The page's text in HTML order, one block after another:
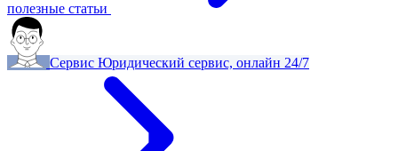
полезные статьи
Сервис Юридический сервис, онлайн 24/7